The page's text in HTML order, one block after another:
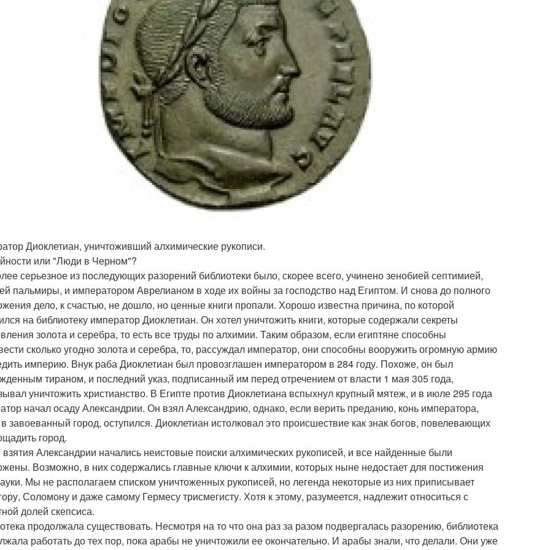
Диоклетиан, уничтоживший алхимические рукописи.
или "Люди в Черном"?
серьезное из последующих разорений библиотеки было, скорее всего, учинено зенобией септимией,
пальмиры, и императором Аврелианом в ходе их войны за господство над Египтом. И снова до полного
дело, к счастью, не дошло, но ценные книги пропали. Хорошо известна причина, по которой
на библиотеку император Диоклетиан. Он хотел уничтожить книги, которые содержали секреты
золота и серебра, то есть все труды по алхимии. Таким образом, если египтяне способны
сколько угодно золота и серебра, то, рассуждал император, они способны вооружить огромную армию
империю. Внук раба Диоклетиан был провозглашен императором в 284 году. Похоже, он был
тираном, и последний указ, подписанный им перед отречением от власти 1 мая 305 года,
уничтожить христианство. В Египте против Диоклетиана вспыхнул крупный мятеж, и в июле 295 года
начал осаду Александрии. Он взял Александрию, однако, если верить преданию, конь императора,
завоеванный город, оступился. Диоклетиан истолковал это происшествие как знак богов, повелевающих
город.
Александрии начались неистовые поиски алхимических рукописей, и все найденные были
Возможно, в них содержались главные ключи к алхимии, которых ныне недостает для постижения
Мы не располагаем списком уничтоженных рукописей, но легенда некоторые из них приписывает
Соломону и даже самому Гермесу трисмегисту. Хотя к этому, разумеется, надлежит относиться с
долей скепсиса.
продолжала существовать. Несмотря на то что она раз за разом подвергалась разорению, библиотека
работать до тех пор, пока арабы не уничтожили ее окончательно. И арабы знали, что делали. Они уже